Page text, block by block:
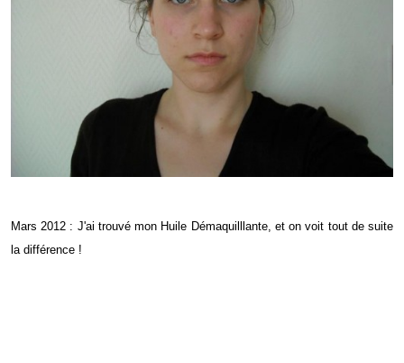
Mars 2012 : J'ai trouvé mon Huile Démaquilllante, et on voit tout de suite
la différence !